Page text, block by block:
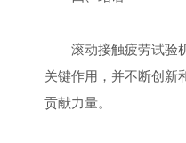
滚动接触疲劳试验机
关键作用，并不断创新
贡献力量。